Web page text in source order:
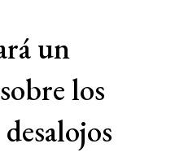
un
los